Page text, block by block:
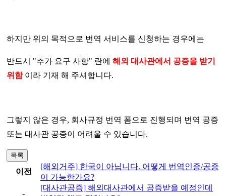
하지만 위의 목적으로 번역 서비스를 신청하는 경우에는
반드시 "추가 요구 사항" 란에 해외 대사관에서 공증을 받기
위함 이라 기재 해 주셔합니다.
그렇지 않은 경우, 회사규정 번역 폼으로 진행되며 번역 공증
또는 대사관 공증이 어려울 수 있습니다.
목록
이전
[해외거주] 한국이 아닙니다. 어떻게 번역인증/공증
이 가능한가요?
-
[대사관공증] 해외대사관에서 공증받을 예정인데